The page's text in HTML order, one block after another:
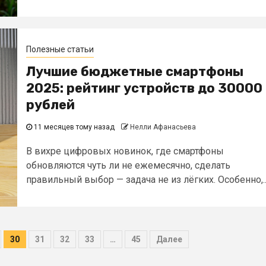
Полезные статьи
Лучшие бюджетные смартфоны
2025: рейтинг устройств до 30000
рублей
11 месяцев тому назад Нелли Афанасьева
В вихре цифровых новинок, где смартфоны
обновляются чуть ли не ежемесячно, сделать
правильный выбор — задача не из лёгких.
30 31 32 33 … 45 Далее